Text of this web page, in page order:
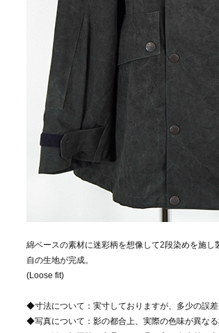
綿ベースの素材に迷彩柄を想像して2段染めを施
自の生地が完成。
(Loose fit)
◆寸法について：実寸しておりますが、多少の誤差
◆写真について：影の都合上、実際の色味が異なる